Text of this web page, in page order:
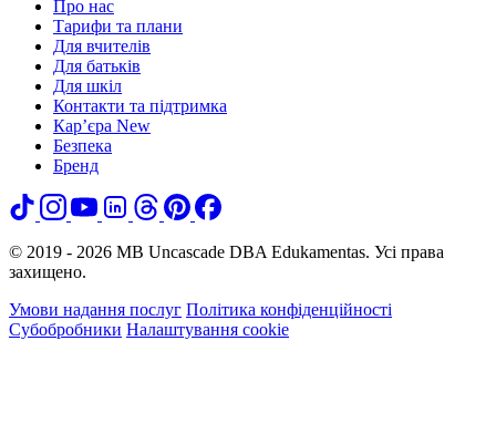
Про нас
Тарифи та плани
Для вчителів
Для батьків
Для шкіл
Контакти та підтримка
Кар’єра New
Безпека
Бренд
© 2019 - 2026 MB Uncascade DBA Edukamentas. Усі права
захищено.
Умови надання послуг Політика конфіденційності
Субобробники Налаштування cookie